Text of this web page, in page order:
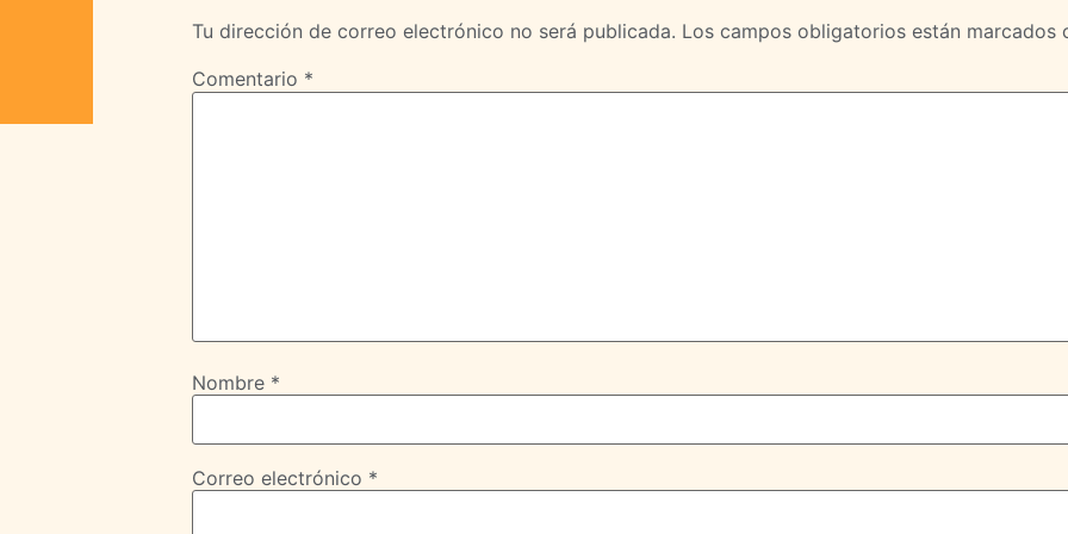
Tu dirección de correo electrónico no será publicada. Los campos obligatorios están marcados
Comentario *
Nombre *
Correo electrónico *